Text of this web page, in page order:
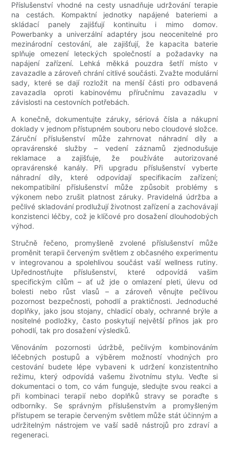
Příslušenství vhodné na cesty usnadňuje udržování terapie
na cestách. Kompaktní jednotky napájené bateriemi a
skládací panely zajišťují kontinuitu i mimo domov.
Powerbanky a univerzální adaptéry jsou neocenitelné pro
mezinárodní cestování, ale zajišťují, že kapacita baterie
splňuje omezení leteckých společností a požadavky na
napájení zařízení. Lehká měkká pouzdra šetří místo v
zavazadle a zároveň chrání citlivé součásti. Zvažte modulární
sady, které se dají rozložit na menší části pro odbavená
zavazadla oproti kabinovému příručnímu zavazadlu v
závislosti na cestovních potřebách.
A konečně, dokumentujte záruky, sériová čísla a nákupní
doklady v jednom přístupném souboru nebo cloudové složce.
Záruční příslušenství může zahrnovat náhradní díly a
opravárenské služby – vedení záznamů zjednodušuje
reklamace a zajišťuje, že používáte autorizované
opravárenské kanály. Při upgradu příslušenství vyberte
náhradní díly, které odpovídají specifikacím zařízení;
nekompatibilní příslušenství může způsobit problémy s
výkonem nebo zrušit platnost záruky. Pravidelná údržba a
pečlivé skladování prodlužují životnost zařízení a zachovávají
konzistenci léčby, což je klíčové pro dosažení dlouhodobých
výhod.
Stručně řečeno, promyšleně zvolené příslušenství může
proměnit terapii červeným světlem z občasného experimentu
v integrovanou a spolehlivou součást vaší wellness rutiny.
Upřednostňujte příslušenství, které odpovídá vašim
specifickým cílům – ať už jde o omlazení pleti, úlevu od
bolesti nebo růst vlasů – a zároveň věnujte pečlivou
pozornost bezpečnosti, pohodlí a praktičnosti. Jednoduché
doplňky, jako jsou stojany, chladicí obaly, ochranné brýle a
nositelné podložky, často poskytují největší přínos jak pro
pohodlí, tak pro dosažení výsledků.
Věnováním pozornosti údržbě, pečlivým kombinováním
léčebných postupů a výběrem možností vhodných pro
cestování budete lépe vybaveni k udržení konzistentního
režimu, který odpovídá vašemu životnímu stylu. Veďte si
dokumentaci o tom, co vám funguje, sledujte svou reakci a
při kombinaci terapií nebo doplňků stravy se poraďte s
odborníky. Se správným příslušenstvím a promyšleným
přístupem se terapie červeným světlem může stát účinným a
udržitelným nástrojem ve vaší sadě nástrojů pro zdraví a
regeneraci.